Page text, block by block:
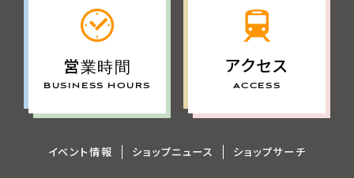
営業時間
BUSINESS HOURS
アクセス
ACCESS
イベント情報 ショップニュース ショップサーチ